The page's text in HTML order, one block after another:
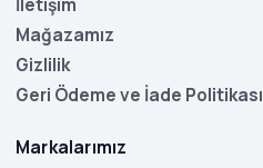
Mağazamız
Gizlilik
Geri Ödeme ve İade Politikası
Markalarımız